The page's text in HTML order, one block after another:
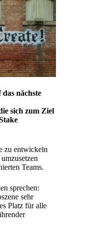
nächste
sich zum Ziel
zu entwickeln
Teams.
sprechen:
sehr
Platz für alle